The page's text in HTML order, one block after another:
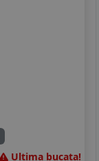
Ultima bucata!